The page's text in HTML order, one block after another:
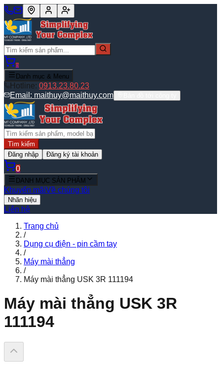
0
Danh mục & Menu
Hotline: 0913.23.80.23
Email: maithuy@maithuy.com
Tìm kiếm
Đăng nhập
Đăng ký tài khoản
0
DANH MỤC SẢN PHẨM
Khuyến mãiVề chúng tôi
Nhãn hiệu
Liên hệ
Trang chủ
/
Dụng cụ điện - pin cầm tay
/
Máy mài thẳng
/
Máy mài thẳng USK 3R 111194
Máy mài thẳng USK 3R
111194